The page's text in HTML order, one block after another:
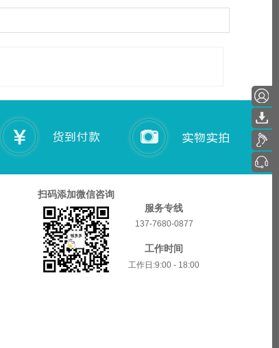
扫码添加微信咨询
服务专线
137-7680-0877
工作时间
工作日:9:00 - 18:00